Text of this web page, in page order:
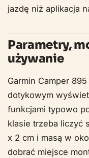
jazdę niż aplikacja
Parametry,
używanie
Garmin Camper
dotykowym
funkcjami typowo
klasie trzeba liczyć
x 2 cm i masą w
dobrać miejsce